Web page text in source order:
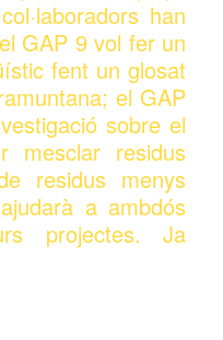
han
GAP 9 vol fer un
fent un glosat
el GAP
sobre el
mesclar residus
residus menys
a ambdós
projectes. Ja